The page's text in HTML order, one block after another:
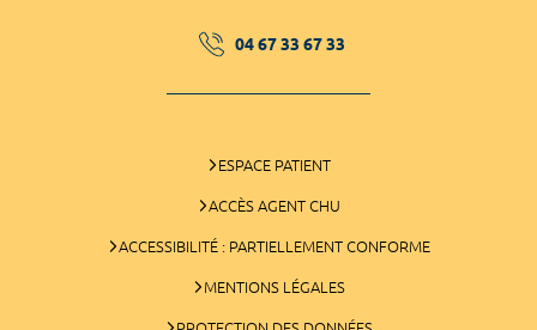
04 67 33 67 33
ESPACE PATIENT
ACCÈS AGENT CHU
ACCESSIBILITÉ : PARTIELLEMENT CONFORME
MENTIONS LÉGALES